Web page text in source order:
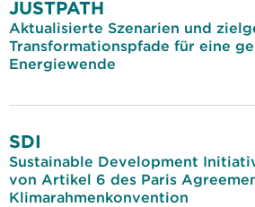
JUSTPATH
Aktualisierte Szenarien und
Transformationspfade für eine
Energiewende
SDI
Sustainable Development
von Artikel 6 des Paris
Klimarahmenkonvention